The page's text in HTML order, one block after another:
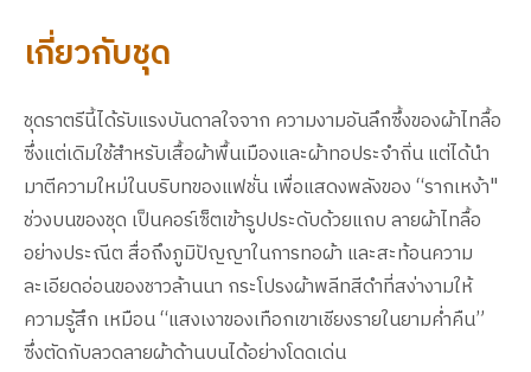
เกี่ยวกับชุด
ชุดราตรีนี้ได้รับแรงบันดาลใจจาก ความงามอันลึกซึ้งของผ้าไทลื้อ
ซึ่งแต่เดิมใช้สำหรับเสื้อผ้าพื้นเมืองและผ้าทอประจำถิ่น แต่ได้นำ
มาตีความใหม่ในบริบทของแฟชั่น เพื่อแสดงพลังของ “รากเหง้า"
ช่วงบนของชุด เป็นคอร์เซ็ตเข้ารูปประดับด้วยแถบ ลายผ้าไทลื้อ
อย่างประณีต สื่อถึงภูมิปัญญาในการทอผ้า และสะท้อนความ
ละเอียดอ่อนของชาวล้านนา กระโปรงผ้าพลีทสีดำที่สง่างามให้
ความรู้สึก เหมือน “แสงเงาของเทือกเขาเชียงรายในยามค่ำคืน”
ซึ่งตัดกับลวดลายผ้าด้านบนได้อย่างโดดเด่น